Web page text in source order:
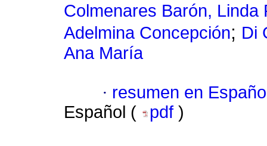
Colmenares Barón, Linda
Adelmina Concepción; Di
Ana María
· resumen en
Español (
pdf )